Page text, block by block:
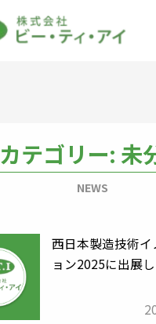
カテゴリー: 未
NEWS
西日本製造技術イ
ョン2025に出展し